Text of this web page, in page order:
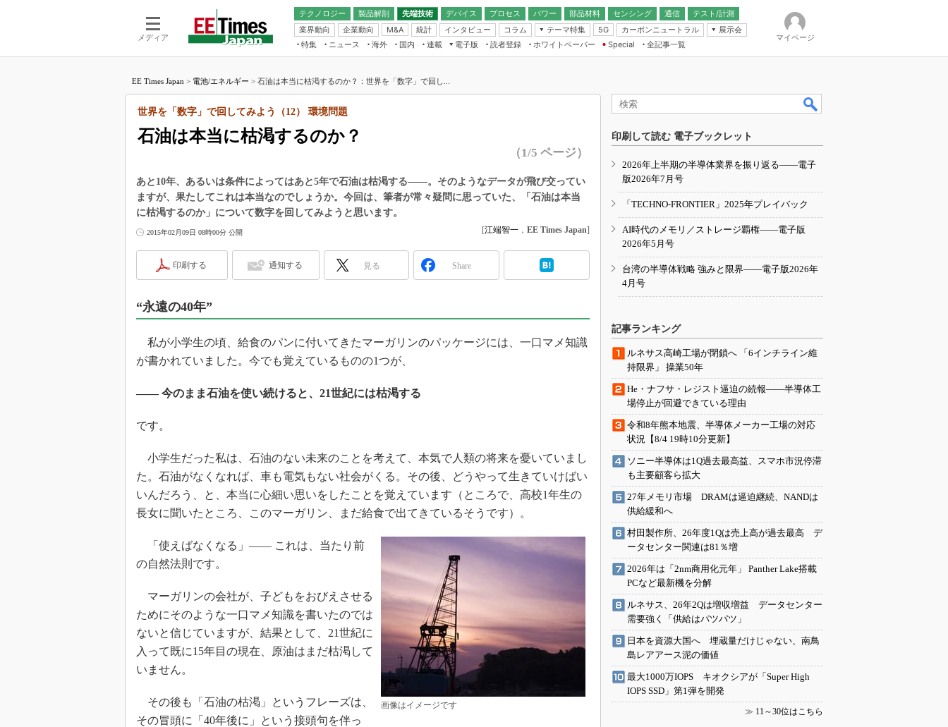
メディア
テクノロジー 製品解剖
先端技術
電池／エネルギー
デバイス
アナログ
マイコン
FPGA
プロセス パワー 部品材料 センシング
通信
無線
テスト/計測
業界動向
企業動向 M&A 統計 インタビュー コラム
テーマ特集
フィジカルAI
IoT
電源設計（EDN Japan）
5G カーボンニュートラル
展示会
IoT・エッジコンピューティング
EXPO
TECHNO-FRONTIER
人とくるま展
特集 ニュース 海外 国内
連載
福田昭のデバイス通信
湯之上隆のナノフォーカス
大山聡の業界スコープ
リタイア直前エンジニアの社会人大
学漂流記
世界を「数字」で回してみよう
この10年で起こったこと、次の10年
で起こること
光伝送技術を知る
“異端児エンジニア”が仕掛けた社内
改革、執念の180日
JASA発IoT通信
ための新行動論
電子版
電子ブックレット
読者登録 ホワイトペーパー
Special
全記事一覧
マイページ
EE Times Japan > 電池/エネルギー > 石油は本当に枯渇するのか？：世界を「数字」で回し...
石油は本当に枯渇するのか？
世界を「数字」で回してみよう（12） 環境問題
（1/5 ページ）
あと10年、あるいは条件によってはあと5年で石油は枯渇する――。そのようなデータが飛び交ってい
ますが、果たしてこれは本当なのでしょうか。今回は、筆者が常々疑問に思っていた、「石油は本当
に枯渇するのか」について数字を回してみようと思います。
2015年02月09日 08時00分 公開 [江端智一 ， EE Times Japan]
印刷する 通知する 見る Share
“永遠の40年”
私が小学生の頃、給食のパンに付いてきたマーガリンのパッケージには、一口マメ知識
が書かれていました。今でも覚えているものの1つが、
―― 今のまま石油を使い続けると、21世紀には枯渇する
です。
小学生だった私は、石油のない未来のことを考えて、本気で人類の将来を憂いていまし
た。石油がなくなれば、車も電気もない社会がくる。その後、どうやって生きていけばい
いんだろう、と、本当に心細い思いをしたことを覚えています（ところで、高校1年生の
長女に聞いたところ、このマーガリン、まだ給食で出てきているそうです）。
画像はイメージです
「使えばなくなる」―― これは、当たり前
の自然法則です。
マーガリンの会社が、子どもをおびえさせる
ためにそのような一口マメ知識を書いたのでは
ないと信じていますが、結果として、21世紀に
入って既に15年目の現在、原油はまだ枯渇して
いません。
その後も「石油の枯渇」というフレーズは、
その冒頭に「40年後に」という接頭句を伴っ
印刷して読む 電子ブックレット
2026年上半期の半導体業界を振り返る――電子
版2026年7月号
「TECHNO-FRONTIER」2025年プレイバック
AI時代のメモリ／ストレージ覇権――電子版
2026年5月号
台湾の半導体戦略 強みと限界――電子版2026年
4月号
記事ランキング
ルネサス高崎工場が閉鎖へ 「6インチライン維
持限界」 操業50年
He・ナフサ・レジスト逼迫の続報――半導体工
場停止が回避できている理由
令和8年熊本地震、半導体メーカー工場の対応
状況【8/4 19時10分更新】
ソニー半導体は1Q過去最高益、スマホ市況停滞
も主要顧客ら拡大
27年メモリ市場 DRAMは逼迫継続、NANDは
供給緩和へ
村田製作所、26年度1Qは売上高が過去最高 デ
ータセンター関連は81％増
2026年は「2nm商用化元年」 Panther Lake搭載
PCなど最新機を分解
ルネサス、26年2Qは増収増益 データセンター
需要強く「供給はパツパツ」
日本を資源大国へ 埋蔵量だけじゃない、南鳥
島レアアース泥の価値
最大1000万IOPS キオクシアが「Super High
IOPS SSD」第1弾を開発
≫ 11～30位はこちら